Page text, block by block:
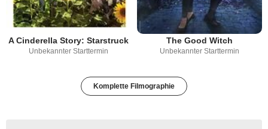
A Cinderella Story: Starstruck
Unbekannter Starttermin
The Good Witch
Unbekannter Starttermin
Komplette Filmographie